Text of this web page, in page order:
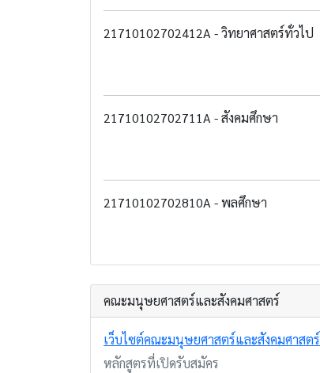
21710102702412A - วิทยาศาสตร์ทั่วไป
21710102702711A - สังคมศึกษา
21710102702810A - พลศึกษา
คณะมนุษยศาสตร์และสังคมศาสตร์
เว็บไซต์คณะมนุษยศาสตร์และสังคมศาสตร์
หลักสูตรที่เปิดรับสมัคร